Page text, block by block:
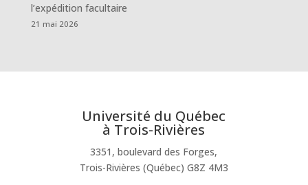
l’expédition facultaire
21 mai 2026
Université du Québec
à Trois-Rivières
3351, boulevard des Forges,
Trois-Rivières (Québec) G8Z 4M3